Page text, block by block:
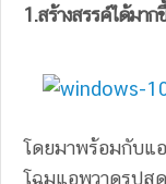
1.สร้างสรรค์ได้มาก
โดยมาพร้อมกับแ
โฉมแอพวาดรูปสุ